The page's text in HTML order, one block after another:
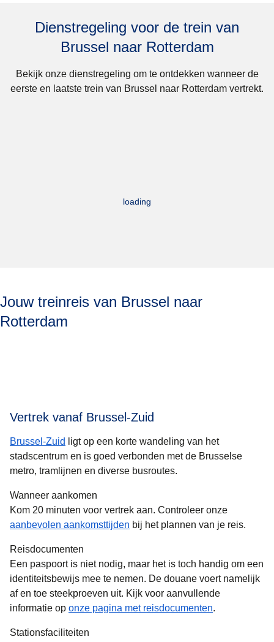
Dienstregeling voor de trein van
Brussel naar Rotterdam
Bekijk onze dienstregeling om te ontdekken wanneer de
eerste en laatste trein van Brussel naar Rotterdam vertrekt.
loading
Jouw treinreis van Brussel naar
Rotterdam
Vertrek vanaf Brussel-Zuid
Brussel-Zuid
ligt op een korte wandeling van het
stadscentrum en is goed verbonden met de Brusselse
metro, tramlijnen en diverse busroutes.
Wanneer aankomen
Kom 20 minuten voor vertrek aan. Controleer onze
aanbevolen aankomsttijden bij het plannen van je reis.
Reisdocumenten
Een paspoort is niet nodig, maar het is toch handig om een
identiteitsbewijs mee te nemen. De douane voert namelijk
af en toe steekproeven uit. Kijk voor aanvullende
informatie op onze pagina met reisdocumenten.
Stationsfaciliteiten